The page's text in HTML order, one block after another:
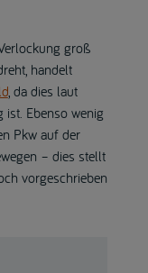
groß
handelt
, da dies laut
Ebenso wenig
Pkw auf der
– dies stellt
vorgeschrieben